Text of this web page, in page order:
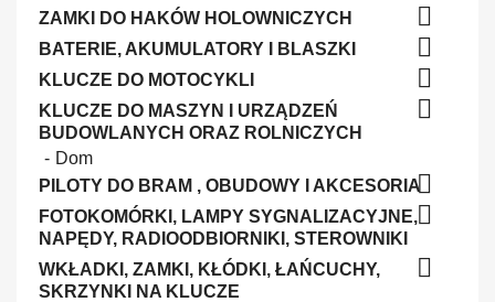
ZAMKI DO HAKÓW HOLOWNICZYCH

BATERIE, AKUMULATORY I BLASZKI 
KLUCZE DO MOTOCYKLI 
KLUCZE DO MASZYN I URZĄDZEŃ
BUDOWLANYCH ORAZ ROLNICZYCH

Dom
PILOTY DO BRAM , OBUDOWY I AKCESORIA
FOTOKOMÓRKI, LAMPY SYGNALIZACYJNE,
NAPĘDY, RADIOODBIORNIKI, STEROWNIKI

WKŁADKI, ZAMKI, KŁÓDKI, ŁAŃCUCHY,
SKRZYNKI NA KLUCZE
